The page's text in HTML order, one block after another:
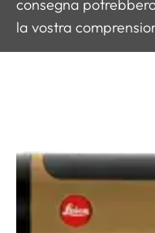
consegna
la vostra